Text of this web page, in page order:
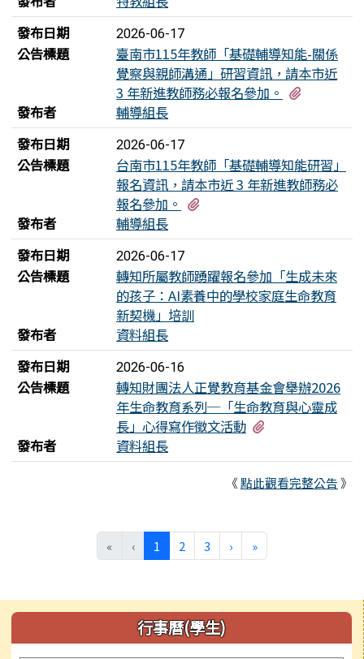
發布日期
2026-06-17
公告標題
臺南市115年教師「基礎輔導知能-關係
覺察與親師溝通」研習資訊，請本市近
3 年新進教師務必報名參加。
發布者
輔導組長
發布日期
2026-06-17
公告標題
台南市115年教師「基礎輔導知能研習」
報名資訊，請本市近 3 年新進教師務必
報名參加。
發布者
輔導組長
發布日期
2026-06-17
公告標題
轉知所屬教師踴躍報名參加「生成未來
的孩子：AI素養中的學校家庭生命教育
新契機」培訓
發布者
資料組長
發布日期
2026-06-16
公告標題
轉知財團法人正覺教育基金會舉辦2026
年生命教育系列─「生命教育與心靈成
長」心得寫作徵文活動
發布者
資料組長
《點此觀看完整公告》
« ‹ 1 (目前頁次)
2 3 ›下一頁
»最後頁
左邊區域內容 行事曆(學生)